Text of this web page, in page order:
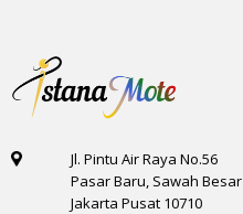
Jl. Pintu Air Raya No.56
Pasar Baru, Sawah Besar
Jakarta Pusat 10710